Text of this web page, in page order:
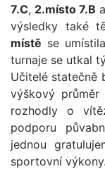
7.C, 2.místo 7.B a
výsledky také
místě se umístila
turnaje se utkal
Učitelé statečně
výškový průměr
rozhodly o
podporu
jednou
sportovní výkony.